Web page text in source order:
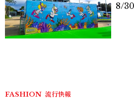
8/
FASHION 流行快報